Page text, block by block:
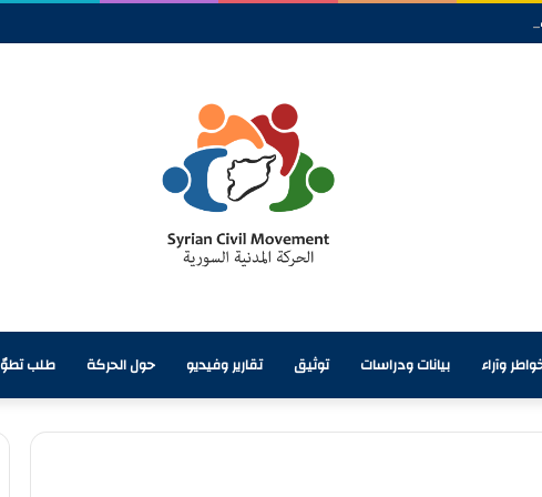
للأمن المائي وأزمة تحتاج إلى معالجة شاملة
وآراء بيانات ودراسات توثيق تقارير وفيديو حول الحركة طلب